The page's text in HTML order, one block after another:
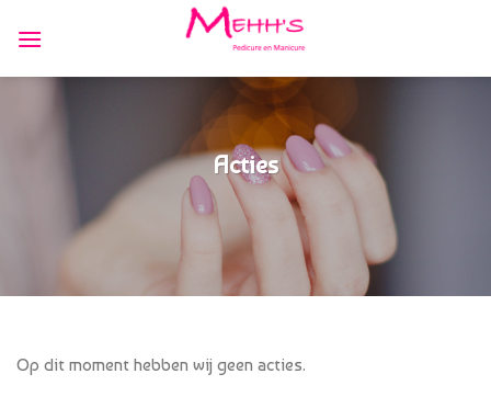
Acties
Op dit moment hebben wij geen acties.